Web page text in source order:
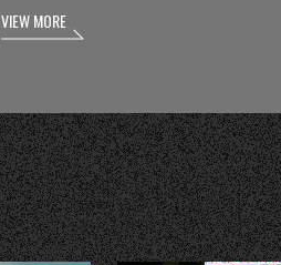
VIEW MORE